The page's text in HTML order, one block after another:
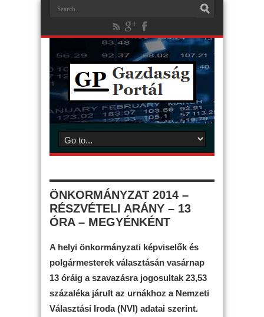
ÖNKORMÁNYZAT 2014 –
RÉSZVÉTELI ARÁNY – 13
ÓRA – MEGYÉNKÉNT
A helyi önkormányzati képviselők és
polgármesterek választásán vasárnap
13 óráig a szavazásra jogosultak 23,53
százaléka járult az urnákhoz a Nemzeti
Választási Iroda (NVI) adatai szerint.